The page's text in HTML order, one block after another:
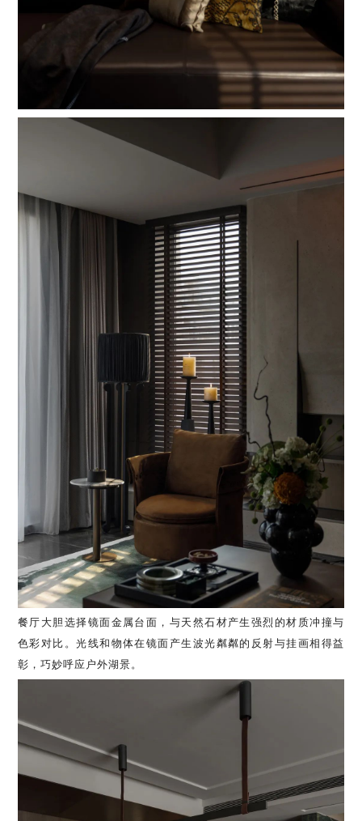
餐厅大胆选择镜面金属台面，与天然石材产生强烈的材质冲撞与
色彩对比。光线和物体在镜面产生波光粼粼的反射与挂画相得益
彰，巧妙呼应户外湖景。